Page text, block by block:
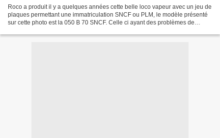
Roco a produit il y a quelques années cette belle loco vapeur avec un jeu de
plaques permettant une immatriculation SNCF ou PLM, le modèle présenté
sur cette photo est la 050 B 70 SNCF. Celle ci ayant des problèmes de